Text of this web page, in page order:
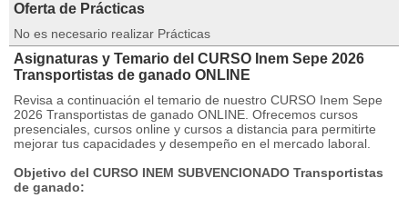
Oferta de Prácticas
No es necesario realizar Prácticas
Asignaturas y Temario del CURSO Inem Sepe 2026
Transportistas de ganado ONLINE
Revisa a continuación el temario de nuestro CURSO Inem Sepe
2026 Transportistas de ganado ONLINE. Ofrecemos cursos
presenciales, cursos online y cursos a distancia para permitirte
mejorar tus capacidades y desempeño en el mercado laboral.
Objetivo del CURSO INEM SUBVENCIONADO Transportistas
de ganado: